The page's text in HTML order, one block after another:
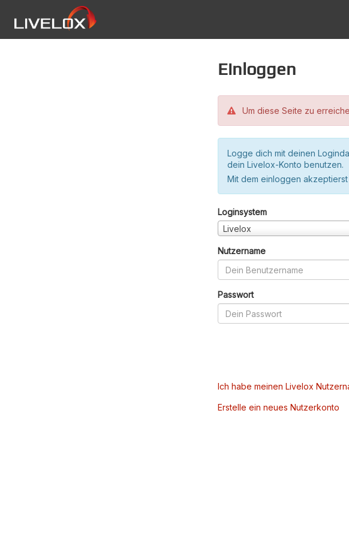
Einloggen
Um diese Seite zu
Logge dich mit deinen
dein Livelox-Konto benutzen.
Mit dem einloggen
Loginsystem
Livelox
Nutzername
Passwort
Ich habe meinen Livelox
Erstelle ein neues Nutzerkonto